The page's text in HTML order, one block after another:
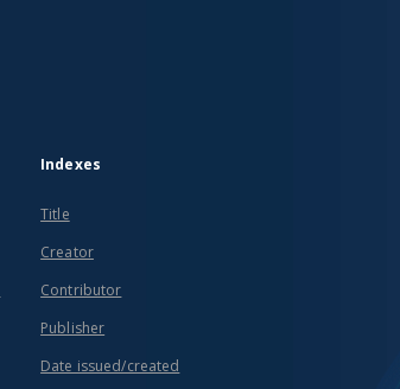
Indexes
Title
Creator
Contributor
Publisher
Date issued/created